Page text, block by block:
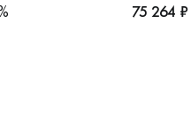
510-000-182
75 264 ₽